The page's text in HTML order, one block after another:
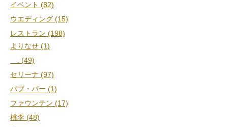
イベント (82)
ウエディング (15)
レストラン (198)
よりなせ (1)
. (49)
セリーナ (97)
パブ・バー (1)
ファウンテン (17)
桃李 (48)